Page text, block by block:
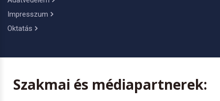
Impresszum
Oktatás
Szakmai és médiapartnerek: